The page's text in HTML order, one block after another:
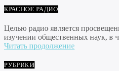
КРАСНОЕ РАДИО
Целью радио является
изучении общественных наук, в
Читать продолжение
РУБРИКИ